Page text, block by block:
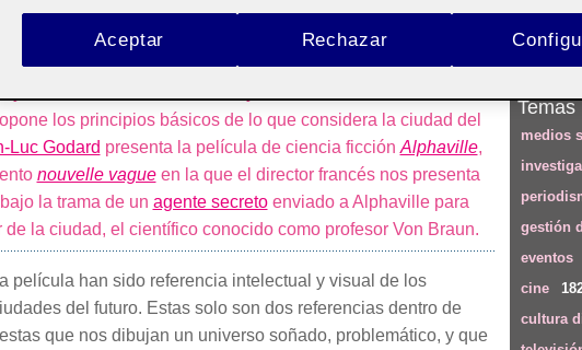
en 1924La ciudad del futuro, una obra fundamental del
y rural moderno. El libro subraya el crecimiento incontrolado
los principios básicos de lo que considera la ciudad del
Luc Godard presenta la película de ciencia ficción Alphaville,
nouvelle vagueen la que el director francés nos presenta
la trama de un agente secretoenviado a Alphaville para
la ciudad, el científico conocido como profesor Von Braun.
película han sido referencia intelectual y visual de los
del futuro. Estas solo son dos referencias dentro de
que nos dibujan un universo soñado, problemático, y que
Temas
medios
gestión
eventos
cine
cultura
Rechazar
Aceptar